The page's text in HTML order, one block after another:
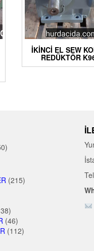
İKINCI EL SEW
REDÜKTÖR
(215)
(46)
(112)